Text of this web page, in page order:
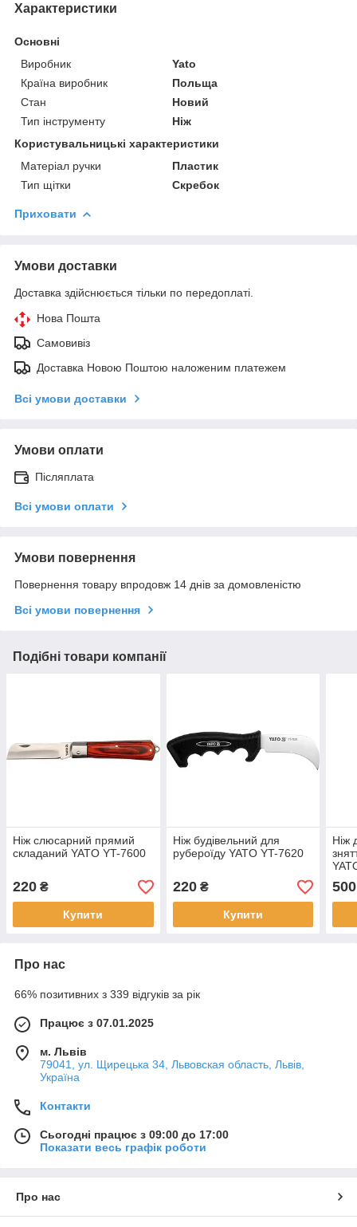
Характеристики
Основні
Виробник
Yato
Країна виробник
Польща
Стан
Новий
Тип інструменту
Ніж
Користувальницькі характеристики
Матеріал ручки
Пластик
Тип щітки
Скребок
Приховати
Умови доставки
Доставка здійснюється тільки по передоплаті.
Нова Пошта
Самовивіз
Доставка Новою Поштою наложеним платежем
Всі умови доставки
Умови оплати
Післяплата
Всі умови оплати
Умови повернення
Повернення товару впродовж 14 днів за домовленістю
Всі умови повернення
Подібні товари компанії
Ніж слюсарний прямий
складаний YATO YT-7600
220 ₴
Купити
Ніж будівельний для
рубероїду YATO YT-7620
220₴
Купити
Ніж
500
Про нас
66% позитивних з 339 відгуків за рік
Працює з 07.01.2025
м. Львів
79041, ул. Щирецька 34, Львовская область, Львів,
Україна
Контакти
Сьогодні працює з 09:00 до 17:00
Показати весь графік роботи
Про нас